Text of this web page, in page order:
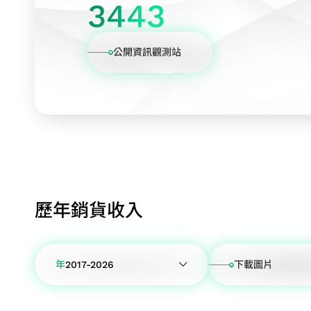
3443
公開資訊觀測站
歷年銷貨收入
年2017-2026 下載圖片